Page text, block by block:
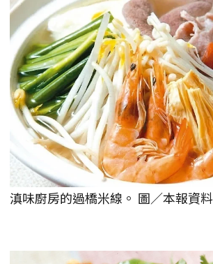
滇味廚房的過橋米線。 圖／本報資